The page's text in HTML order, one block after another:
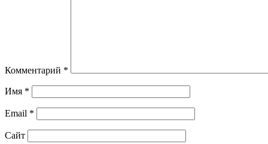
Комментарий *
Имя *
Email *
Сайт